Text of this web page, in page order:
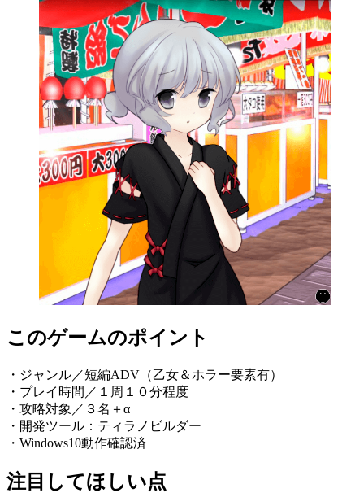
このゲームのポイント
・ジャンル／短編ADV（乙女＆ホラー要素有）
・プレイ時間／１周１０分程度
・攻略対象／３名＋α
・開発ツール：ティラノビルダー
・Windows10動作確認済
注目してほしい点